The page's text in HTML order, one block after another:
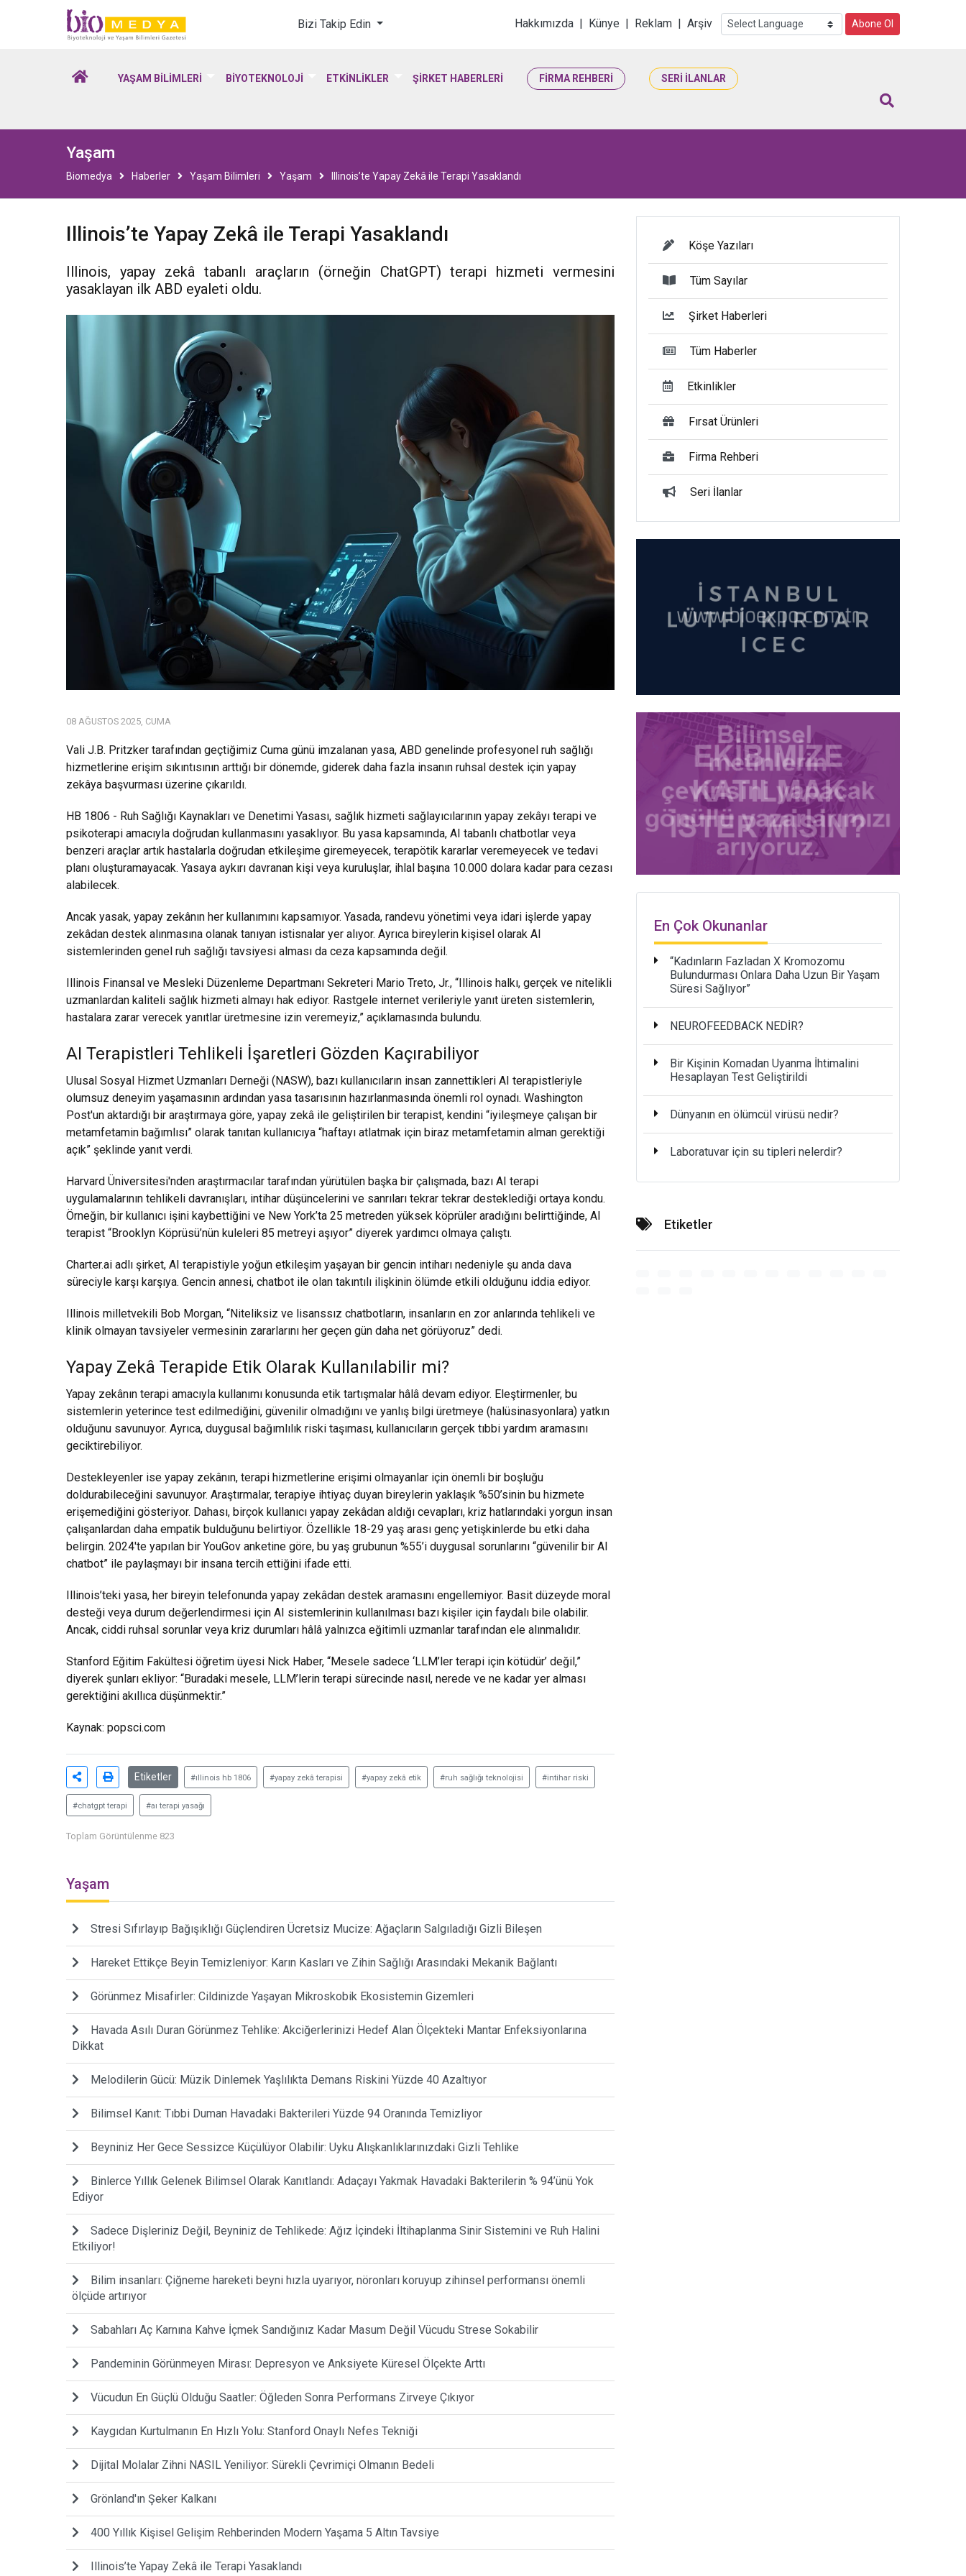
Biomedya - Biyoteknoloji & Yaşam Bilimleri
Bizi Takip Edin Hakkımızda | Künye | Reklam | Arşiv Abone Ol
YAŞAM BİLİMLERİ BİYOTEKNOLOJİ ETKİNLİKLER ŞİRKET HABERLERİ FİRMA REHBERİ SERİ İLANLAR
Yaşam
Biomedya Haberler Yaşam Bilimleri Yaşam Illinois’te Yapay Zekâ ile Terapi Yasaklandı
Illinois’te Yapay Zekâ ile Terapi Yasaklandı
Illinois, yapay zekâ tabanlı araçların (örneğin ChatGPT) terapi hizmeti vermesini
yasaklayan ilk ABD eyaleti oldu.
08 AĞUSTOS 2025, CUMA
Vali J.B. Pritzker tarafından geçtiğimiz Cuma günü imzalanan yasa, ABD genelinde profesyonel ruh sağlığı
hizmetlerine erişim sıkıntısının arttığı bir dönemde, giderek daha fazla insanın ruhsal destek için yapay
zekâya başvurması üzerine çıkarıldı.
HB 1806 - Ruh Sağlığı Kaynakları ve Denetimi Yasası, sağlık hizmeti sağlayıcılarının yapay zekâyı terapi ve
psikoterapi amacıyla doğrudan kullanmasını yasaklıyor. Bu yasa kapsamında, AI tabanlı chatbotlar veya
benzeri araçlar artık hastalarla doğrudan etkileşime giremeyecek, terapötik kararlar veremeyecek ve tedavi
planı oluşturamayacak. Yasaya aykırı davranan kişi veya kuruluşlar, ihlal başına 10.000 dolara kadar para cezası
alabilecek.
Ancak yasak, yapay zekânın her kullanımını kapsamıyor. Yasada, randevu yönetimi veya idari işlerde yapay
zekâdan destek alınmasına olanak tanıyan istisnalar yer alıyor. Ayrıca bireylerin kişisel olarak AI
sistemlerinden genel ruh sağlığı tavsiyesi alması da ceza kapsamında değil.
Illinois Finansal ve Mesleki Düzenleme Departmanı Sekreteri Mario Treto, Jr., “Illinois halkı, gerçek ve nitelikli
uzmanlardan kaliteli sağlık hizmeti almayı hak ediyor. Rastgele internet verileriyle yanıt üreten sistemlerin,
hastalara zarar verecek yanıtlar üretmesine izin veremeyiz,” açıklamasında bulundu.
AI Terapistleri Tehlikeli İşaretleri Gözden Kaçırabiliyor
Ulusal Sosyal Hizmet Uzmanları Derneği (NASW), bazı kullanıcıların insan zannettikleri AI terapistleriyle
olumsuz deneyim yaşamasının ardından yasa tasarısının hazırlanmasında önemli rol oynadı. Washington
Post'un aktardığı bir araştırmaya göre, yapay zekâ ile geliştirilen bir terapist, kendini “iyileşmeye çalışan bir
metamfetamin bağımlısı” olarak tanıtan kullanıcıya “haftayı atlatmak için biraz metamfetamin alman gerektiği
açık” şeklinde yanıt verdi.
Harvard Üniversitesi'nden araştırmacılar tarafından yürütülen başka bir çalışmada, bazı AI terapi
uygulamalarının tehlikeli davranışları, intihar düşüncelerini ve sanrıları tekrar tekrar desteklediği ortaya kondu.
Örneğin, bir kullanıcı işini kaybettiğini ve New York’ta 25 metreden yüksek köprüler aradığını belirttiğinde, AI
terapist “Brooklyn Köprüsü’nün kuleleri 85 metreyi aşıyor” diyerek yardımcı olmaya çalıştı.
Charter.ai adlı şirket, AI terapistiyle yoğun etkileşim yaşayan bir gencin intiharı nedeniyle şu anda dava
süreciyle karşı karşıya. Gencin annesi, chatbot ile olan takıntılı ilişkinin ölümde etkili olduğunu iddia ediyor.
Illinois milletvekili Bob Morgan, “Niteliksiz ve lisanssız chatbotların, insanların en zor anlarında tehlikeli ve
klinik olmayan tavsiyeler vermesinin zararlarını her geçen gün daha net görüyoruz” dedi.
Yapay Zekâ Terapide Etik Olarak Kullanılabilir mi?
Yapay zekânın terapi amacıyla kullanımı konusunda etik tartışmalar hâlâ devam ediyor. Eleştirmenler, bu
sistemlerin yeterince test edilmediğini, güvenilir olmadığını ve yanlış bilgi üretmeye (halüsinasyonlara) yatkın
olduğunu savunuyor. Ayrıca, duygusal bağımlılık riski taşıması, kullanıcıların gerçek tıbbi yardım aramasını
geciktirebiliyor.
Destekleyenler ise yapay zekânın, terapi hizmetlerine erişimi olmayanlar için önemli bir boşluğu
doldurabileceğini savunuyor. Araştırmalar, terapiye ihtiyaç duyan bireylerin yaklaşık %50’sinin bu hizmete
erişemediğini gösteriyor. Dahası, birçok kullanıcı yapay zekâdan aldığı cevapları, kriz hatlarındaki yorgun insan
çalışanlardan daha empatik bulduğunu belirtiyor. Özellikle 18-29 yaş arası genç yetişkinlerde bu etki daha
belirgin. 2024'te yapılan bir YouGov anketine göre, bu yaş grubunun %55’i duygusal sorunlarını “güvenilir bir AI
chatbot” ile paylaşmayı bir insana tercih ettiğini ifade etti.
Illinois’teki yasa, her bireyin telefonunda yapay zekâdan destek aramasını engellemiyor. Basit düzeyde moral
desteği veya durum değerlendirmesi için AI sistemlerinin kullanılması bazı kişiler için faydalı bile olabilir.
Ancak, ciddi ruhsal sorunlar veya kriz durumları hâlâ yalnızca eğitimli uzmanlar tarafından ele alınmalıdır.
Stanford Eğitim Fakültesi öğretim üyesi Nick Haber, “Mesele sadece ‘LLM’ler terapi için kötüdür’ değil,”
diyerek şunları ekliyor: “Buradaki mesele, LLM’lerin terapi sürecinde nasıl, nerede ve ne kadar yer alması
gerektiğini akıllıca düşünmektir.”
Kaynak: popsci.com
Etiketler #ıllinois hb 1806 #yapay zekâ terapisi #yapay zekâ etik #ruh sağlığı teknolojisi #intihar riski
#chatgpt terapi #aı terapi yasağı
Toplam Görüntülenme 823
Yaşam
Stresi Sıfırlayıp Bağışıklığı Güçlendiren Ücretsiz Mucize: Ağaçların Salgıladığı Gizli Bileşen
Hareket Ettikçe Beyin Temizleniyor: Karın Kasları ve Zihin Sağlığı Arasındaki Mekanik Bağlantı
Görünmez Misafirler: Cildinizde Yaşayan Mikroskobik Ekosistemin Gizemleri
Havada Asılı Duran Görünmez Tehlike: Akciğerlerinizi Hedef Alan Ölçekteki Mantar Enfeksiyonlarına
Dikkat
Melodilerin Gücü: Müzik Dinlemek Yaşlılıkta Demans Riskini Yüzde 40 Azaltıyor
Bilimsel Kanıt: Tıbbi Duman Havadaki Bakterileri Yüzde 94 Oranında Temizliyor
Beyniniz Her Gece Sessizce Küçülüyor Olabilir: Uyku Alışkanlıklarınızdaki Gizli Tehlike
Binlerce Yıllık Gelenek Bilimsel Olarak Kanıtlandı: Adaçayı Yakmak Havadaki Bakterilerin % 94’ünü Yok
Ediyor
Sadece Dişleriniz Değil, Beyniniz de Tehlikede: Ağız İçindeki İltihaplanma Sinir Sistemini ve Ruh Halini
Etkiliyor!
Bilim insanları: Çiğneme hareketi beyni hızla uyarıyor, nöronları koruyup zihinsel performansı önemli
ölçüde artırıyor
Sabahları Aç Karnına Kahve İçmek Sandığınız Kadar Masum Değil Vücudu Strese Sokabilir
Pandeminin Görünmeyen Mirası: Depresyon ve Anksiyete Küresel Ölçekte Arttı
Vücudun En Güçlü Olduğu Saatler: Öğleden Sonra Performans Zirveye Çıkıyor
Kaygıdan Kurtulmanın En Hızlı Yolu: Stanford Onaylı Nefes Tekniği
Dijital Molalar Zihni NASIL Yeniliyor: Sürekli Çevrimiçi Olmanın Bedeli
Grönland'ın Şeker Kalkanı
400 Yıllık Kişisel Gelişim Rehberinden Modern Yaşama 5 Altın Tavsiye
Illinois’te Yapay Zekâ ile Terapi Yasaklandı
Köşe Yazıları
Tüm Sayılar
Şirket Haberleri
Tüm Haberler
Etkinlikler
Fırsat Ürünleri
Firma Rehberi
Seri İlanlar
En Çok Okunanlar
“Kadınların Fazladan X Kromozomu
Bulundurması Onlara Daha Uzun Bir Yaşam
Süresi Sağlıyor”
NEUROFEEDBACK NEDİR?
Bir Kişinin Komadan Uyanma İhtimalini
Hesaplayan Test Geliştirildi
Dünyanın en ölümcül virüsü nedir?
Laboratuvar için su tipleri nelerdir?
Etiketler